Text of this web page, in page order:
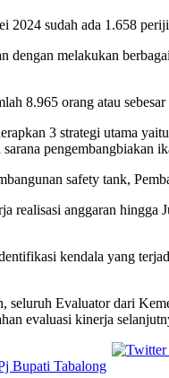
2024 sudah ada 1.658
melakukan
8.965 orang atau
3 strategi utama
pengembangbiakan
safety tank,
anggaran
kendala yang
Evaluator dari
evaluasi kinerja
Bupati Tabalong